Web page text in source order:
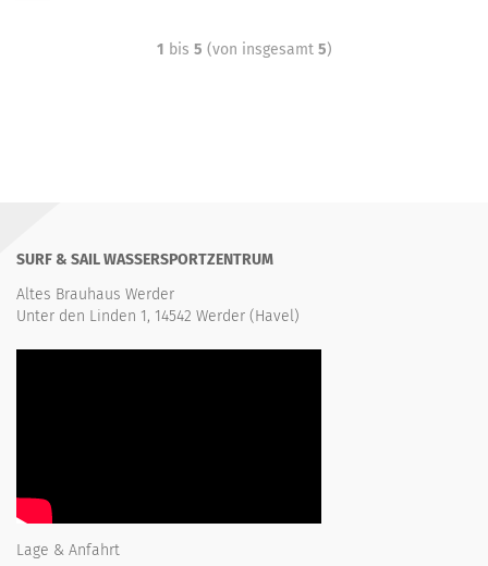
1 bis 5 (von insgesamt 5)
SURF & SAIL WASSERSPORTZENTRUM
Altes Brauhaus Werder
Unter den Linden 1, 14542 Werder (Havel)
Lage & Anfahrt